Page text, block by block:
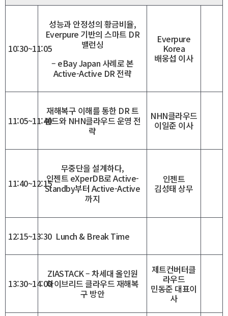
10:30~11:05
성능과 안정성의 황금비율,
Everpure 기반의 스마트 DR
밸런싱
– eBay Japan 사례로 본
Active-Active DR 전략
Everpure
Korea
배웅섭 이사
11:05~11:40
재해복구 이해를 통한 DR 트
렌드와 NHN클라우드 운영 전
략
NHN클라우드
이일준 이사
11:40~12:15
무중단을 설계하다,
인젠트 eXperDB로 Active-
Standby부터 Active-Active
까지
인젠트
김성태 상무
12:15~13:30 Lunch & Break Time
13:30~14:00
ZIASTACK – 차세대 올인원
하이브리드 클라우드 재해복
구 방안
제트컨버터클
라우드
민동준 대표이
사